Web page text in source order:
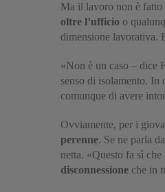
Ma il lavoro non è
oltre l’ufficio o
dimensione lavorativa.
«Non è un caso – dice
senso di isolamento. In
comunque di avere
Ovviamente, per i
perenne. Se ne parla
netta. «Questo fa sì
disconnessione che in